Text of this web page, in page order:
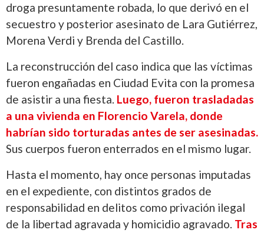
droga presuntamente robada, lo que derivó en el
secuestro y posterior asesinato de Lara Gutiérrez,
Morena Verdi y Brenda del Castillo.
La reconstrucción del caso indica que las víctimas
fueron engañadas en Ciudad Evita con la promesa
de asistir a una fiesta. Luego, fueron trasladadas
a una vivienda en Florencio Varela, donde
habrían sido torturadas antes de ser asesinadas.
Sus cuerpos fueron enterrados en el mismo lugar.
Hasta el momento, hay once personas imputadas
en el expediente, con distintos grados de
responsabilidad en delitos como privación ilegal
de la libertad agravada y homicidio agravado. Tras